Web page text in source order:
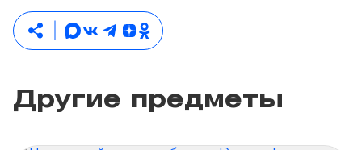
Другие предметы